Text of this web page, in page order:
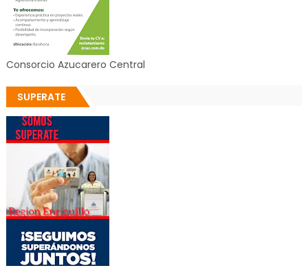
Consorcio Azucarero Central
SUPERATE